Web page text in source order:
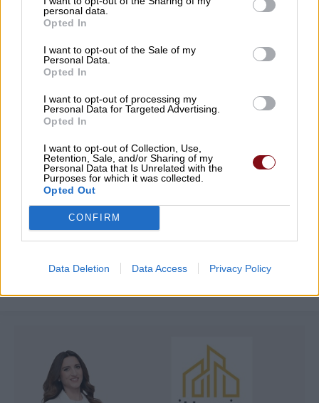
personal data.
Opted In
I want to opt-out of the Sale of my
Personal Data.
Opted In
I want to opt-out of processing my
Personal Data for Targeted Advertising.
Opted In
I want to opt-out of Collection, Use,
Retention, Sale, and/or Sharing of my
Personal Data that Is Unrelated with the
Purposes for which it was collected.
Opted Out
CONFIRM
Data Deletion Data Access Privacy Policy
Δείτε που θα γίνει διακοπή ρεύματος
σήμερα Σάββατο και αύριο Κυριακή
08/08/2026 , 9:01
Δύο ξεχωριστές εκδηλώσεις από τον
Πολιτιστικό Σύλλογο Κουτσουπιάς την
Κυριακή 9 Αυγούστου
08/08/2026 , 8:54